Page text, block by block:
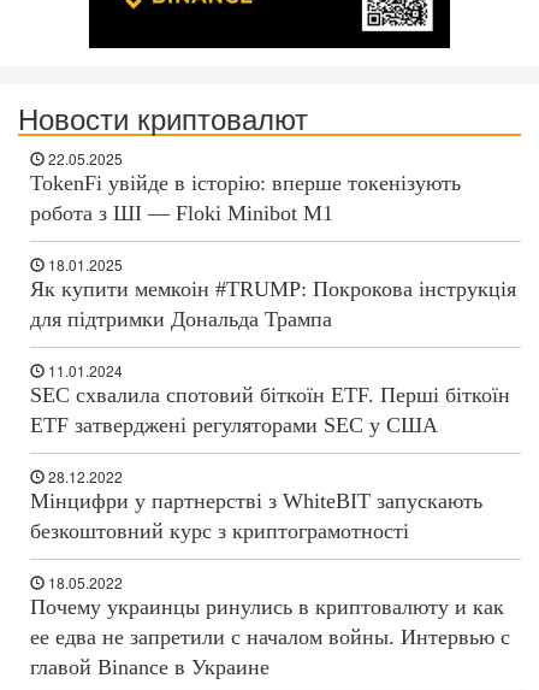
Новости криптовалют
22.05.2025
TokenFi увійде в історію: вперше токенізують
робота з ШІ — Floki Minibot M1
18.01.2025
Як купити мемкоін #TRUMP: Покрокова інструкція
для підтримки Дональда Трампа
11.01.2024
SEC схвалила спотовий біткоїн ETF. Перші біткоїн
ETF затверджені регуляторами SEC у США
28.12.2022
Мінцифри у партнерстві з WhiteBIT запускають
безкоштовний курс з криптограмотності
18.05.2022
Почему украинцы ринулись в криптовалюту и как
ее едва не запретили с началом войны. Интервью с
главой Binance в Украине